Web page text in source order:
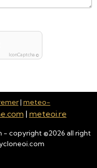
IconCaptcha ©
| meteo-
| meteoi.re
- copyright ©2026 all right